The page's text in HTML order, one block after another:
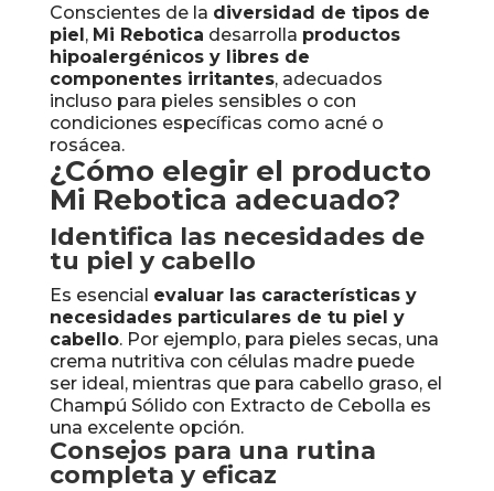
Conscientes de la diversidad de tipos de
piel, Mi Rebotica desarrolla productos
hipoalergénicos y libres de
componentes irritantes, adecuados
incluso para pieles sensibles o con
condiciones específicas como acné o
rosácea.
¿Cómo elegir el producto
Mi Rebotica adecuado?
Identifica las necesidades de
tu piel y cabello
Es esencial evaluar las características y
necesidades particulares de tu piel y
cabello. Por ejemplo, para pieles secas, una
crema nutritiva con células madre puede
ser ideal, mientras que para cabello graso, el
Champú Sólido con Extracto de Cebolla es
una excelente opción.
Consejos para una rutina
completa y eficaz